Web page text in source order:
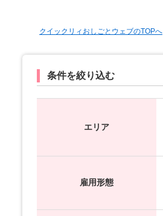
クイックリィおしごとウェブのTOPへ
条件を絞り込む
エリア
雇用形態